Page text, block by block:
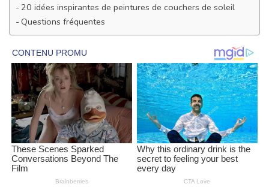
20 idées inspirantes de peintures de couchers de soleil
Questions fréquentes